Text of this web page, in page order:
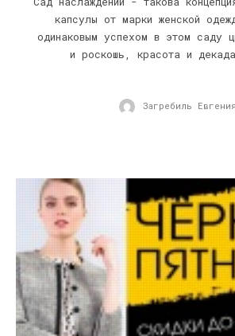
капсулы от марки женской
одинаковым успехом в этом саду
и роскошь, красота и
Загребиль Евгения